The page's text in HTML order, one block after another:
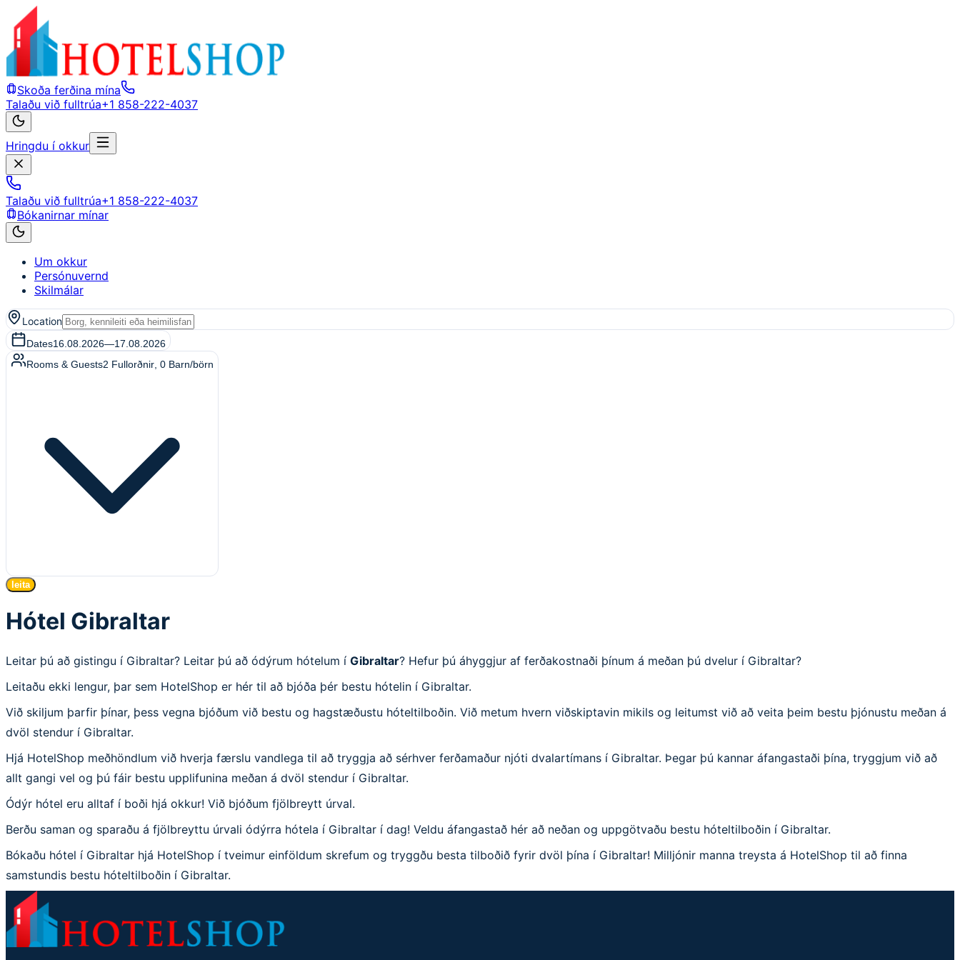
Skoða ferðina mína
Talaðu við fulltrúa+1 858-222-4037
Hringdu í okkur
Talaðu við fulltrúa+1 858-222-4037
Bókanirnar mínar
Um okkur
Persónuvernd
Skilmálar
Location
Dates16.08.2026—17.08.2026
Rooms & Guests2 Fullorðnir 0 Barn/börn
leita
Hótel Gibraltar
Leitar þú að gistingu í Gibraltar? Leitar þú að ódýrum hótelum í Gibraltar? Hefur þú áhyggjur af ferðakostnaði þínum á meðan þú dvelur í Gibraltar?
Leitaðu ekki lengur, þar sem HotelShop er hér til að bjóða þér bestu hótelin í Gibraltar.
Við skiljum þarfir þínar, þess vegna bjóðum við bestu og hagstæðustu hóteltilboðin. Við metum hvern viðskiptavin mikils og leitumst við að veita þeim bestu þjónustu meðan á
dvöl stendur í Gibraltar.
Hjá HotelShop meðhöndlum við hverja færslu vandlega til að tryggja að sérhver ferðamaður njóti dvalartímans í Gibraltar. Þegar þú kannar áfangastaði þína, tryggjum við að
allt gangi vel og þú fáir bestu upplifunina meðan á dvöl stendur í Gibraltar.
Ódýr hótel eru alltaf í boði hjá okkur! Við bjóðum fjölbreytt úrval.
Berðu saman og sparaðu á fjölbreyttu úrvali ódýrra hótela í Gibraltar í dag! Veldu áfangastað hér að neðan og uppgötvaðu bestu hóteltilboðin í Gibraltar.
Bókaðu hótel í Gibraltar hjá HotelShop í tveimur einföldum skrefum og tryggðu besta tilboðið fyrir dvöl þína í Gibraltar! Milljónir manna treysta á HotelShop til að finna
samstundis bestu hóteltilboðin í Gibraltar.